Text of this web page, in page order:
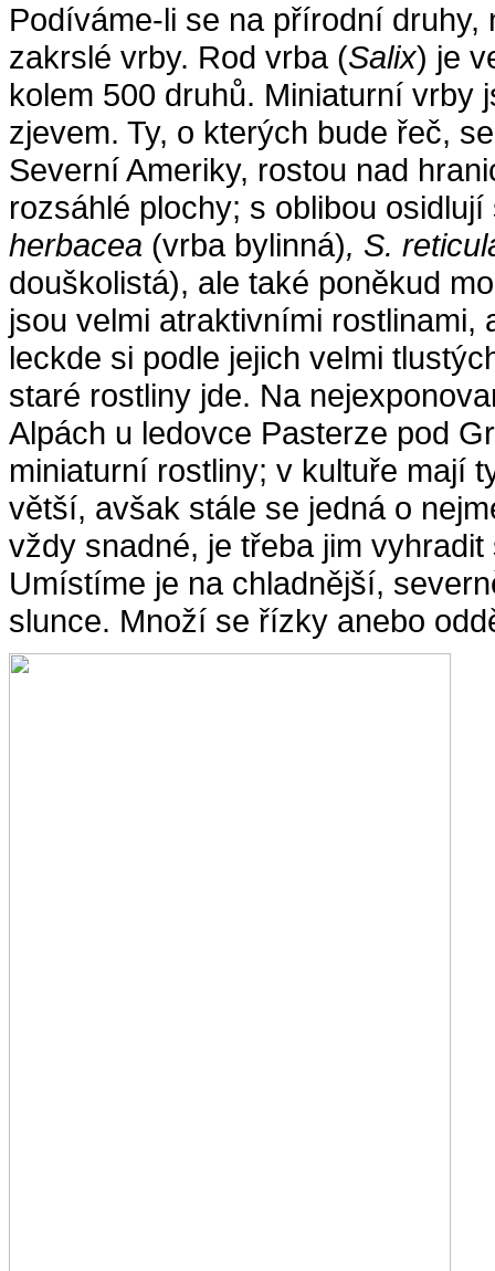
Podíváme-li se na přírodní
zakrslé vrby. Rod vrba (Salix) je
kolem 500 druhů. Miniaturní vrby
zjevem. Ty, o kterých bude řeč,
Severní Ameriky, rostou nad
rozsáhlé plochy; s oblibou
herbacea (vrba bylinná), S.
douškolistá), ale také poněkud
jsou velmi atraktivními
leckde si podle jejich velmi
staré rostliny jde. Na
Alpách u ledovce Pasterze pod
miniaturní rostliny; v kultuře mají
větší, avšak stále se jedná o
vždy snadné, je třeba jim
Umístíme je na chladnější,
slunce. Množí se řízky anebo